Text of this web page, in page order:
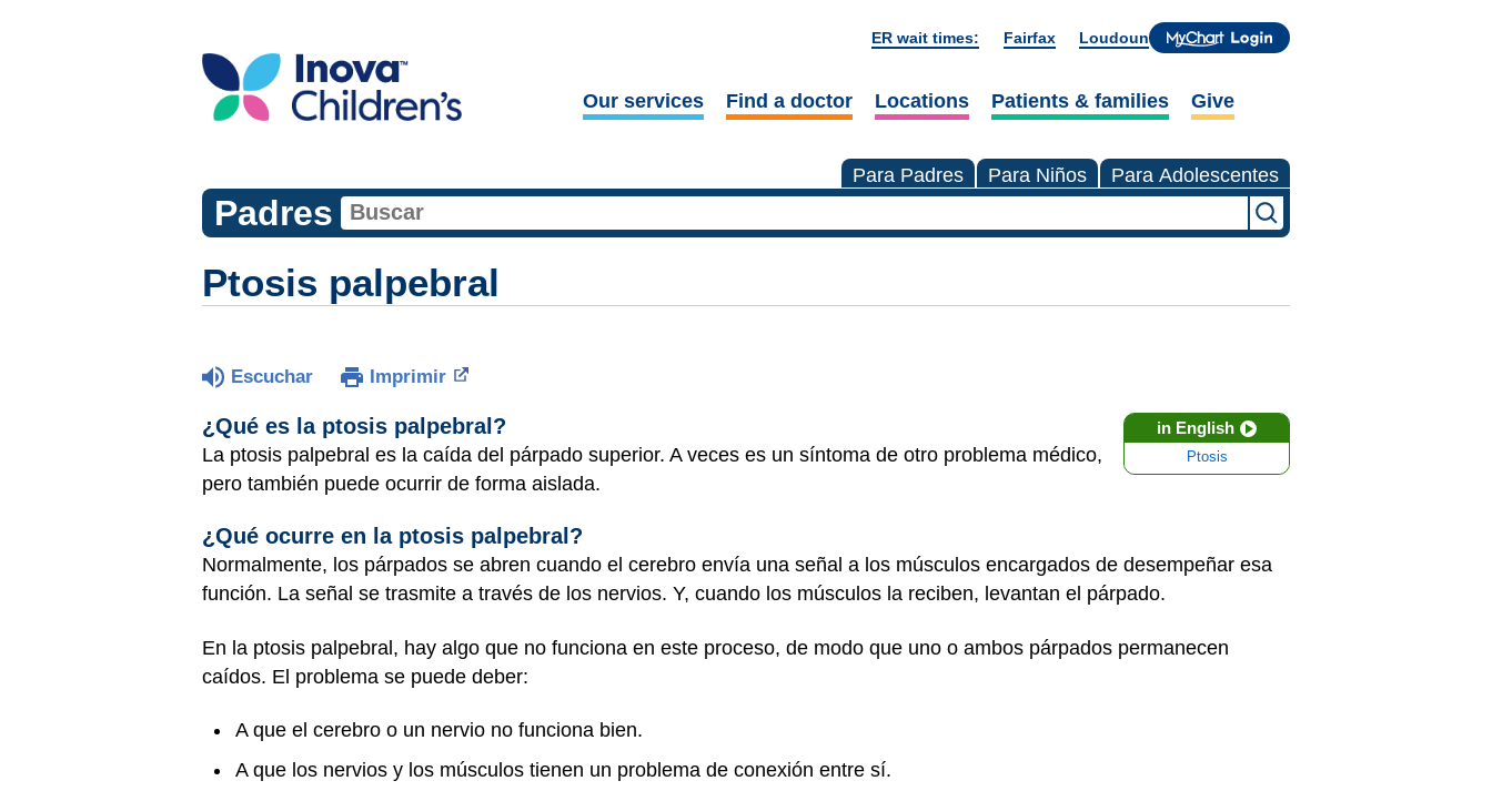
ER wait times: Fairfax Loudoun
Our services Find a doctor Locations Patients & families Give
Para Padres Para Niños Para Adolescentes
Padres
Ptosis palpebral
Escuchar Imprimir
in English
Ptosis
¿Qué es la ptosis palpebral?
La ptosis palpebral es la caída del párpado superior. A veces es un síntoma de otro problema médico,
pero también puede ocurrir de forma aislada.
¿Qué ocurre en la ptosis palpebral?
Normalmente, los párpados se abren cuando el cerebro envía una señal a los músculos encargados de desempeñar esa
función. La señal se trasmite a través de los nervios. Y, cuando los músculos la reciben, levantan el párpado.
En la ptosis palpebral, hay algo que no funciona en este proceso, de modo que uno o ambos párpados permanecen
caídos. El problema se puede deber:
A que el cerebro o un nervio no funciona bien.
A que los nervios y los músculos tienen un problema de conexión entre sí.